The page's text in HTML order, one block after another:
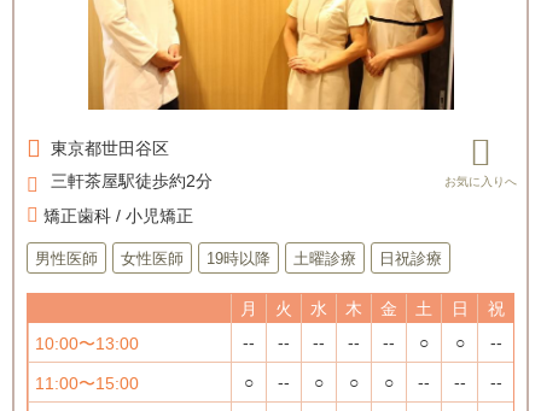
東京都世田谷区
三軒茶屋駅徒歩約2分
矯正歯科 / 小児矯正
男性医師 女性医師 19時以降 土曜診療 日祝診療
月 火 水 木 金 土 日
祝
10:00〜13:00
-- -- -- -- -- ○ ○ --
11:00〜15:00 ○ -- ○ ○ ○ -- -- --